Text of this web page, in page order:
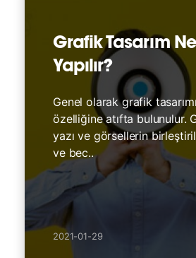
Grafik Tasarım
Yapılır?
Genel olarak grafik
özelliğine atıfta bulunulur.
yazı ve görsellerin
ve bec..
2021-01-29